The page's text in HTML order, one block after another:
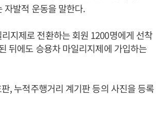
자발적 운동을 말한다.
지제로 전환하는 회원 1200명에게 선착
뒤에도 승용차 마일리지제에 가입하는
, 누적주행거리 계기판 등의 사진을 등록